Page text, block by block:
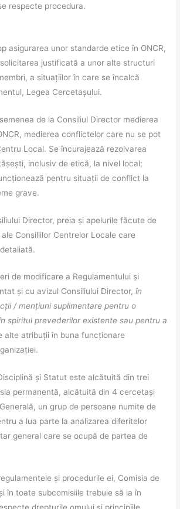
respecte procedura.
asigurarea unor standarde etice în ONCR,
justificată a unor alte structuri
a situațiilor în care se încalcă
Legea Cercetașului.
de la Consiliul Director medierea
medierea conflictelor care nu se pot
Local. Se încurajează rezolvarea
inclusiv de etică, la nivel local;
pentru situații de conflict la
grave.
Director, preia și apelurile făcute de
Consiliilor Centrelor Locale care
de modificare a Regulamentului și
și cu avizul Consiliului Director,în
/ mențiuni suplimentare pentru o
spiritul prevederilor existente sau pentru a
alte atribuții în buna funcționare
și Statut este alcătuită din trei
permanentă, alcătuită din 4 cercetași
un grup de persoane numite de
a lua parte la analizarea diferitelor
general care se ocupă de partea de
și procedurile ei, Comisia de
în toate subcomisiile trebuie să ia în